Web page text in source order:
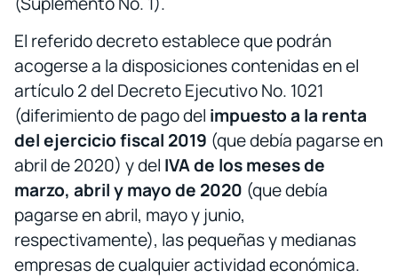
El referido decreto establece que podrán
acogerse a la disposiciones contenidas en el
artículo 2 del Decreto Ejecutivo No. 1021
(diferimiento de pago del impuesto a la renta
del ejercicio fiscal 2019 (que debía pagarse en
abril de 2020) y del IVA de los meses de
marzo, abril y mayo de 2020 (que debía
pagarse en abril, mayo y junio,
respectivamente), las pequeñas y medianas
empresas de cualquier actividad económica.